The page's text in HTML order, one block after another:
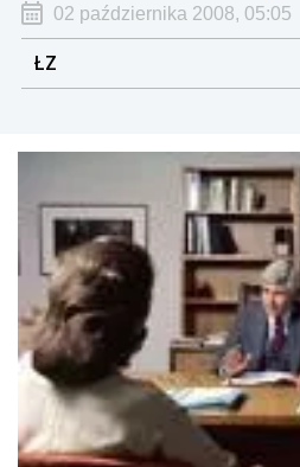
02 października 2008, 05:05
ŁZ